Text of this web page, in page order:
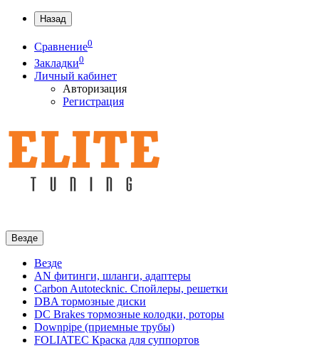
Назад
Сравнение0
Закладки0
Личный кабинет
Авторизация
Регистрация
Везде
Везде
AN фитинги, шланги, адаптеры
Carbon Autotecknic. Спойлеры, решетки
DBA тормозные диски
DC Brakes тормозные колодки, роторы
Downpipe (приемные трубы)
FOLIATEC Краска для суппортов